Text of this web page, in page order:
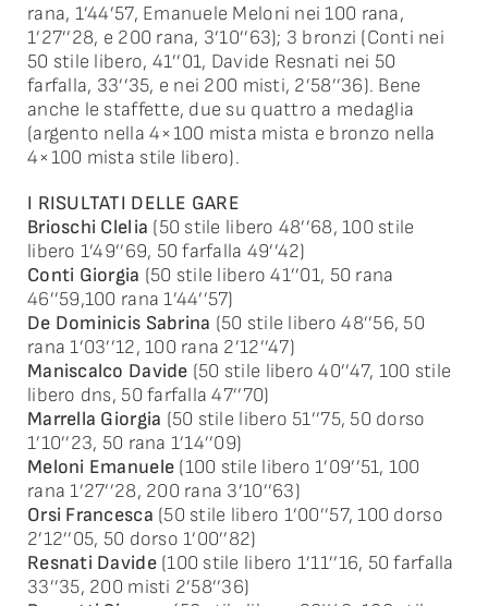
rana, 1’44’57, Emanuele Meloni nei 100 rana,
1’27’’28, e 200 rana, 3’10’’63); 3 bronzi (Conti nei
50 stile libero, 41’’01, Davide Resnati nei 50
farfalla, 33’’35, e nei 200 misti, 2’58’’36). Bene
anche le staffette, due su quattro a medaglia
(argento nella 4×100 mista mista e bronzo nella
4×100 mista stile libero).
I RISULTATI DELLE GARE
Brioschi Clelia (50 stile libero 48’’68, 100 stile
libero 1’49’’69, 50 farfalla 49’’42)
Conti Giorgia (50 stile libero 41’’01, 50 rana
46’’59,100 rana 1’44’’57)
De Dominicis Sabrina (50 stile libero 48’’56, 50
rana 1’03’’12, 100 rana 2’12’’47)
Maniscalco Davide (50 stile libero 40’’47, 100 stile
libero dns, 50 farfalla 47’’70)
Marrella Giorgia (50 stile libero 51’’75, 50 dorso
1’10’’23, 50 rana 1’14’’09)
Meloni Emanuele (100 stile libero 1’09’’51, 100
rana 1’27’’28, 200 rana 3’10’’63)
Orsi Francesca (50 stile libero 1’00’’57, 100 dorso
2’12’’05, 50 dorso 1’00’’82)
Resnati Davide (100 stile libero 1’11’’16, 50 farfalla
33’’35, 200 misti 2’58’’36)